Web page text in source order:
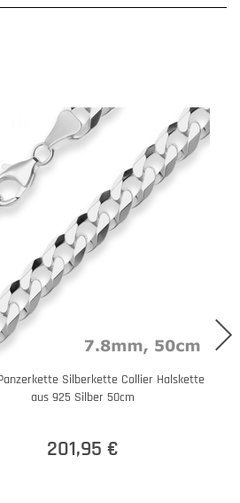
Silberkette Collier Halskette
aus 925 Silber 50cm
201,95 €